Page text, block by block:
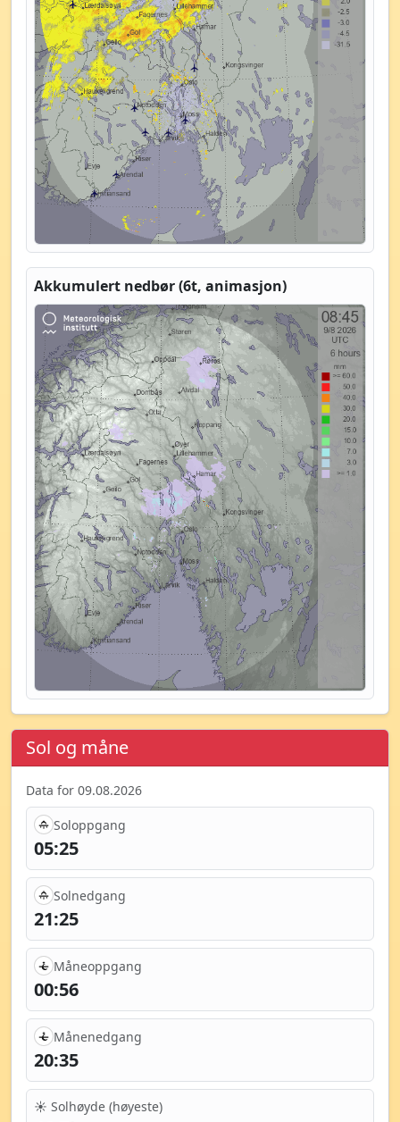
Akkumulert nedbør (6t, animasjon)
Sol og måne
Data for 09.08.2026
Soloppgang
05:25
Solnedgang
21:25
Måneoppgang
00:56
Månenedgang
20:35
☀️ Solhøyde (høyeste)